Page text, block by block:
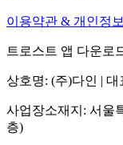
이용약관 & 개인정
트로스트 앱 다운로
상호명: (주)다인 | 대
사업장소재지: 서울
층)